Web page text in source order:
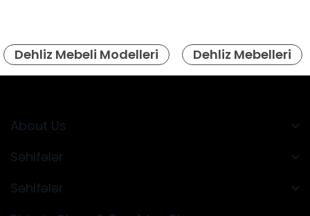
Dehliz Mebeli Modelleri Dehliz Mebelleri
About Us
Səhifələr
Səhifələr